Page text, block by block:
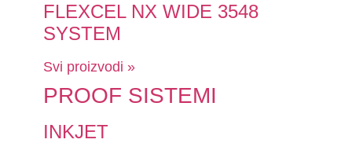
FLEXCEL NX WIDE 3548
SYSTEM
Svi proizvodi »
PROOF SISTEMI
INKJET